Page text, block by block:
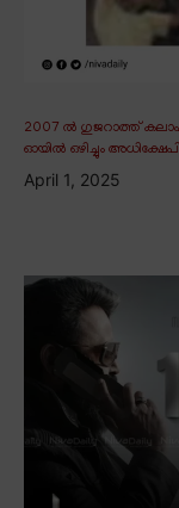
2007 ൽ ഗുജറാത്ത്
ഓയിൽ ഒഴിച്ചും
April 1, 2025